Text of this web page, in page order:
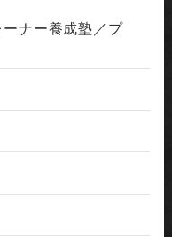
ナー養成塾／プ